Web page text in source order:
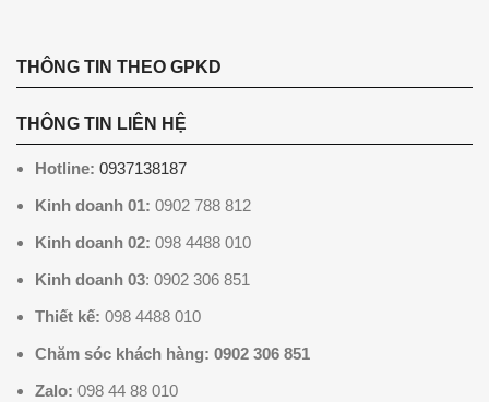
THÔNG TIN THEO GPKD
THÔNG TIN LIÊN HỆ
Hotline: 0937138187
Kinh doanh 01: 0902 788 812
Kinh doanh 02: 098 4488 010
Kinh doanh 03: 0902 306 851
Thiết kế: 098 4488 010
Chăm sóc khách hàng: 0902 306 851
Zalo: 098 44 88 010